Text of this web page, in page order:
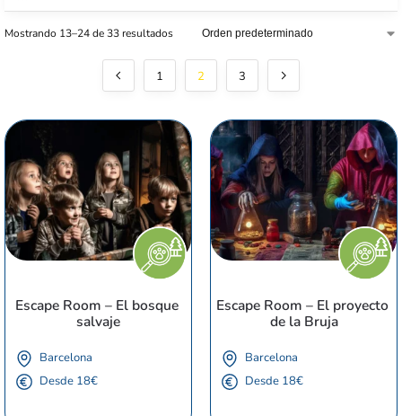
Mostrando 13–24 de 33 resultados
1 2 3
Escape Room – El bosque
salvaje
Barcelona
Desde 18€
Escape Room – El proyecto
de la Bruja
Barcelona
Desde 18€